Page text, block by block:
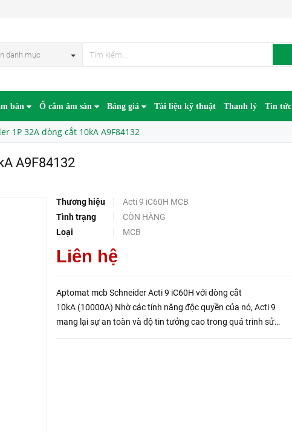
danh mục
bàn Ổ cắm âm sàn Bảng giá Tài liệu kỹ thuật Thanh lý Tin tức
1P 32A dòng cắt 10kA A9F84132
A9F84132
Thương hiệu
Acti 9 iC60H MCB
Tình trạng
CÒN HÀNG
Loại
MCB
Liên hệ
Aptomat mcb Schneider Acti 9 iC60H với dòng cắt
10kA (10000A) Nhờ các tính năng độc quyền của nó, Acti 9
mang lại sự an toàn và độ tin tưởng cao trong quá trinh sử